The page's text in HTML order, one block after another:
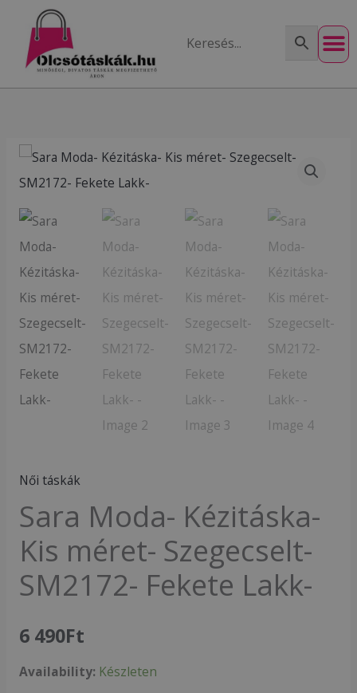
content
Női táskák
Sara Moda- Kézitáska-
Kis méret- Szegecselt-
SM2172- Fekete Lakk-
6 490Ft
Availability: Készleten
Sara
Moda-
Kézitáska-
Fekete